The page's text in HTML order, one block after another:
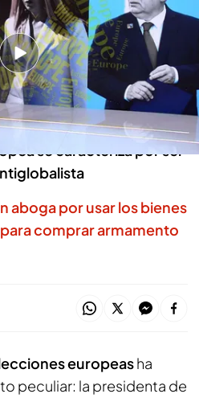
Cuatro
y el conflicto entre
tres puntos en los que
se caracteriza por ser
aboga por usar los bienes
comprar armamento
europeasha
peculiar: la presidenta de